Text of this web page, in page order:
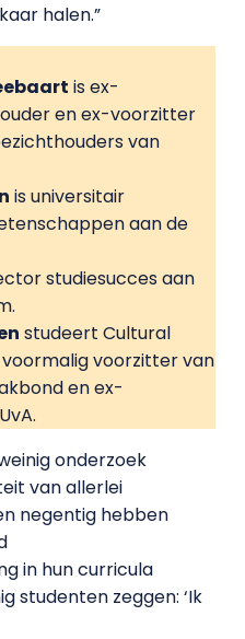
halen.”
is ex-
en ex-voorzitter
van
is universitair
aan de
studiesucces aan
studeert Cultural
voormalig voorzitter van
en ex-
onderzoek
van allerlei
negentig hebben
in hun curricula
studenten zeggen: ‘Ik